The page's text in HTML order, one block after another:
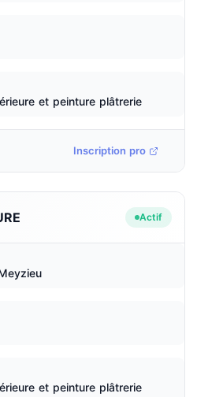
et peinture plâtrerie
Inscription pro
Actif
et peinture plâtrerie